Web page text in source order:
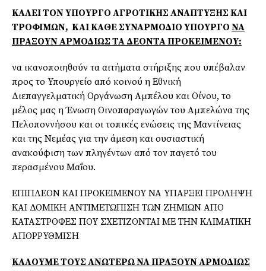
ΚΑΛΕΙ ΤΟΝ ΥΠΟΥΡΓΟ ΑΓΡΟΤΙΚΗΣ ΑΝΑΠΤΥΞΗΣ ΚΑΙ
ΤΡΟΦΙΜΩΝ, KΑΙ ΚΑΘΕ ΣΥΝΑΡΜΟΔΙΟ ΥΠΟΥΡΓΟ ΝΑ
ΠΡΑΞΟΥΝ ΑΡΜΟΔΙΩΣ ΤΑ ΔΕΟΝΤΑ ΠΡΟΚΕΙΜΕΝΟΥ:
να ικανοποιηθούν τα αιτήματα στήριξης που υπέβαλαν
προς το Υπουργείο από κοινού η Εθνική
Διεπαγγελματική Οργάνωση Αμπέλου και Οίνου, το
μέλος μας η Ένωση Οινοπαραγωγών του Αμπελώνα της
Πελοποννήσου και οι τοπικές ενώσεις της Μαντίνειας
και της Νεμέας για την άμεση και ουσιαστική
ανακούφιση των πληγέντων από τον παγετό του
περασμένου Μαΐου.
ΕΠΙΠΛΕΟΝ ΚΑΙ ΠΡΟΚΕΙΜΕΝΟΥ ΝΑ ΥΠΑΡΞΕΙ ΠΡΟΛΗΨΗ
ΚΑΙ ΔΟΜΙΚΗ ΑΝΤΙΜΕΤΩΠΙΣΗ ΤΩΝ ΖΗΜΙΩΝ ΑΠΟ
ΚΑΤΑΣΤΡΟΦΕΣ ΠΟΥ ΣΧΕΤΙΖΟΝΤΑΙ ΜΕ ΤΗΝ ΚΛΙΜΑΤΙΚΗ
ΑΠΟΡΡΥΘΜΙΣΗ
ΚΑΛΟΥΜΕ ΤΟΥΣ ΑΝΩΤΕΡΩ ΝΑ ΠΡΑΞΟΥΝ ΑΡΜΟΔΙΩΣ